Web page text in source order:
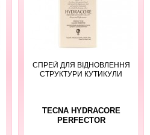
СПРЕЙ ДЛЯ ВІДНОВЛЕННЯ
СТРУКТУРИ КУТИКУЛИ
TECNA HYDRACORE
PERFECTOR